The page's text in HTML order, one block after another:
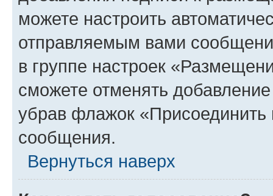
можете настроить
отправляемым вами
в группе настроек
сможете отменять
убрав флажок
сообщения.
Вернуться наверх